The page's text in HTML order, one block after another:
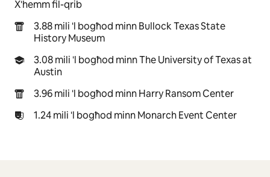
X'hemm fil-qrib
3.88 mili 'l bogħod minn Bullock Texas State
History Museum
3.08 mili 'l bogħod minn The University of Texas at
Austin
3.96 mili 'l bogħod minn Harry Ransom Center
1.24 mili 'l bogħod minn Monarch Event Center